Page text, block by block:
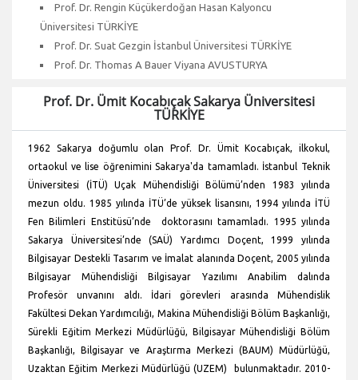
Prof. Dr. Rengin Küçükerdoğan Hasan Kalyoncu
Üniversitesi TÜRKİYE
Prof. Dr. Suat Gezgin İstanbul Üniversitesi TÜRKİYE
Prof. Dr. Thomas A Bauer Viyana AVUSTURYA
Prof. Dr. Ümit Kocabıçak Sakarya Üniversitesi
TÜRKİYE
1962 Sakarya doğumlu olan Prof. Dr. Ümit Kocabıçak, ilkokul,
ortaokul ve lise öğrenimini Sakarya'da tamamladı. İstanbul Teknik
Üniversitesi (İTÜ) Uçak Mühendisliği Bölümü’nden 1983 yılında
mezun oldu. 1985 yılında İTÜ’de yüksek lisansını, 1994 yılında İTÜ
Fen Bilimleri Enstitüsü’nde doktorasını tamamladı. 1995 yılında
Sakarya Üniversitesi’nde (SAÜ) Yardımcı Doçent, 1999 yılında
Bilgisayar Destekli Tasarım ve İmalat alanında Doçent, 2005 yılında
Bilgisayar Mühendisliği Bilgisayar Yazılımı Anabilim dalında
Profesör unvanını aldı. İdari görevleri arasında Mühendislik
Fakültesi Dekan Yardımcılığı, Makina Mühendisliği Bölüm Başkanlığı,
Sürekli Eğitim Merkezi Müdürlüğü, Bilgisayar Mühendisliği Bölüm
Başkanlığı, Bilgisayar ve Araştırma Merkezi (BAUM) Müdürlüğü,
Uzaktan Eğitim Merkezi Müdürlüğü (UZEM) bulunmaktadır. 2010-